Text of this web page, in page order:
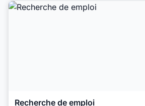
Recherche de emploi